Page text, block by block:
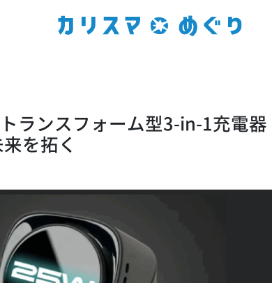
ランスフォーム型3-in-1充電器
を拓く